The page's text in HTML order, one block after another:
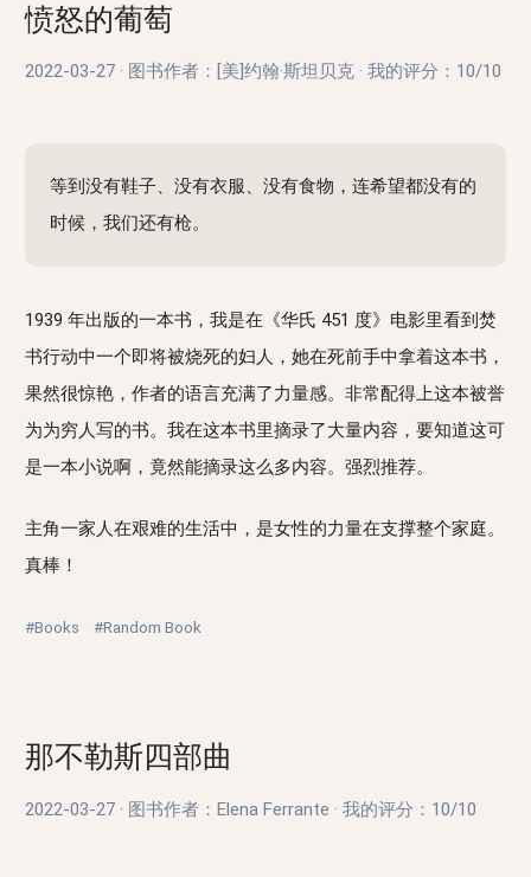
愤怒的葡萄
2022-03-27 · 图书作者：[美]约翰·斯坦贝克 · 我的评分： 10/10
等到没有鞋子、没有衣服、没有食物，连希望都没有的
时候，我们还有枪。
1939 年出版的一本书，我是在《华氏 451 度》电影里看到焚
书行动中一个即将被烧死的妇人，她在死前手中拿着这本书，
果然很惊艳，作者的语言充满了力量感。非常配得上这本被誉
为为穷人写的书。我在这本书里摘录了大量内容，要知道这可
是一本小说啊，竟然能摘录这么多内容。强烈推荐。
主角一家人在艰难的生活中，是女性的力量在支撑整个家庭。
真棒！
#Books #Random Book
那不勒斯四部曲
2022-03-27 · 图书作者：Elena Ferrante · 我的评分： 10/10